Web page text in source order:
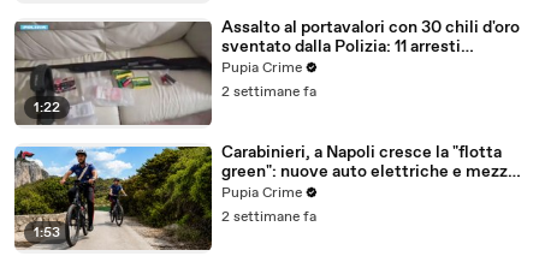
1:22
Assalto al portavalori con 30 chili d'oro
sventato dalla Polizia: 11 arresti
(25.07.26)
Pupia Crime
2 settimane fa
1:53
Carabinieri, a Napoli cresce la "flotta
green": nuove auto elettriche e mezzi
sostenibili anche sulle isole (25.07.26)
Pupia Crime
2 settimane fa